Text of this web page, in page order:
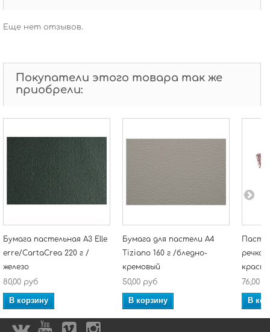
Еще нет отзывов.
Покупатели этого товара так же
приобрели:
Бумага пастельная А3 Elle
erre/CartaCrea 220 г /
железо
80,00 руб
В корзину
Бумага для пастели А4
Tiziano 160 г /бледно-
кремовый
50,00 руб
В корзину
речка
76,00
В